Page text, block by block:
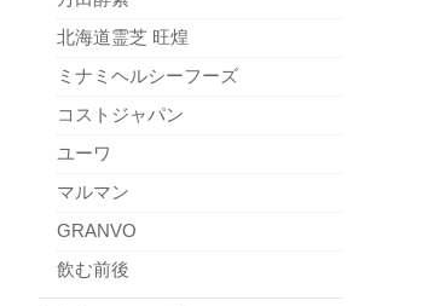
北海道霊芝 旺煌
ミナミヘルシーフーズ
コストジャパン
ユーワ
マルマン
GRANVO
飲む前後